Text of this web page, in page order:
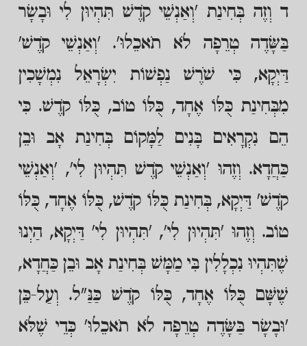
ד וְזֶה בְּחִינַת 'וְאַנְשֵׁי קֹדֶשׁ תִּהְיוּן לִי וּבָשָׂר
בַּשָּׂדֶה טְרֵפָה לֹא תֹאכֵלוּ'. 'וְאַנְשֵׁי קֹדֶשׁ'
דַּיְקָא, כִּי שֹׁרֶשׁ נַפְשׁוֹת יִשְׂרָאֵל נִמְשָׁכִין
מִבְּחִינַת כֻּלּוֹ אֶחָד, כֻּלּוֹ טוֹב, כֻּלּוֹ קֹדֶשׁ. כִּי
הֵם נִקְרָאִים בָּנִים לַמָּקוֹם בְּחִינַת אָב וּבֵן
כַּחֲדָא. וְזֶהוּ 'וְאַנְשֵׁי קֹדֶשׁ תִּהְיוּן לִי', 'וְאַנְשֵׁי
קֹדֶשׁ' דַּיְקָא, בְּחִינַת כֻּלּוֹ קֹדֶשׁ, כֻּלּוֹ אֶחָד, כֻּלּוֹ
טוֹב. וְזֶהוּ 'תִּהְיוּן לִי', 'תִּהְיוּן לִי' דַּיְקָא, הַיְנוּ
שֶׁתִּהְיוּ נִכְלָלִין בִּי מַמָּשׁ בְּחִינַת אָב וּבֵן כַּחֲדָא,
שֶׁשָּׁם כֻּלּוֹ אֶחָד, כֻּלּוֹ קֹדֶשׁ כַּנַּ"ל. וְעַל-כֵּן
'וּבָשָׂר בַּשָּׂדֶה טְרֵפָה לֹא תֹאכֵלוּ' כְּדֵי שֶׁלֹּא